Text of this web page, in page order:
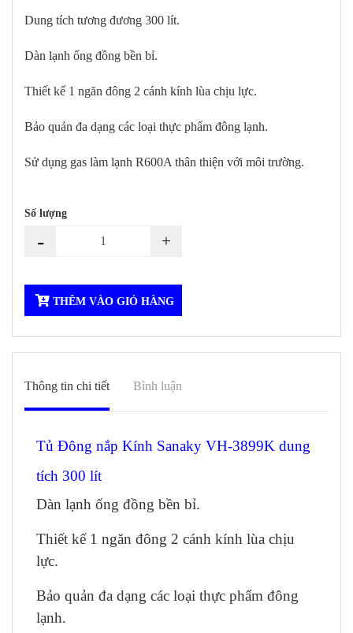
Dung tích tương đương 300 lít.
Dàn lạnh ống đồng bền bỉ.
Thiết kế 1 ngăn đông 2 cánh kính lùa chịu lực.
Bảo quản đa dạng các loại thực phẩm đông lạnh.
Sử dụng gas làm lạnh R600A thân thiện với môi trường.
Số lượng
- +
THÊM VÀO GIỎ HÀNG
Thông tin chi tiết Bình luận
Tủ Đông nắp Kính Sanaky VH-3899K dung
tích 300 lít
Dàn lạnh ống đồng bền bỉ.
Thiết kế 1 ngăn đông 2 cánh kính lùa chịu
lực.
Bảo quản đa dạng các loại thực phẩm đông
lạnh.